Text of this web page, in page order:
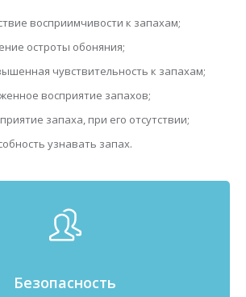
восприимчивости к запахам;
остроты обоняния;
чувствительность к запахам;
восприятие запахов;
запаха, при его отсутствии;
узнавать запах.
Безопасность